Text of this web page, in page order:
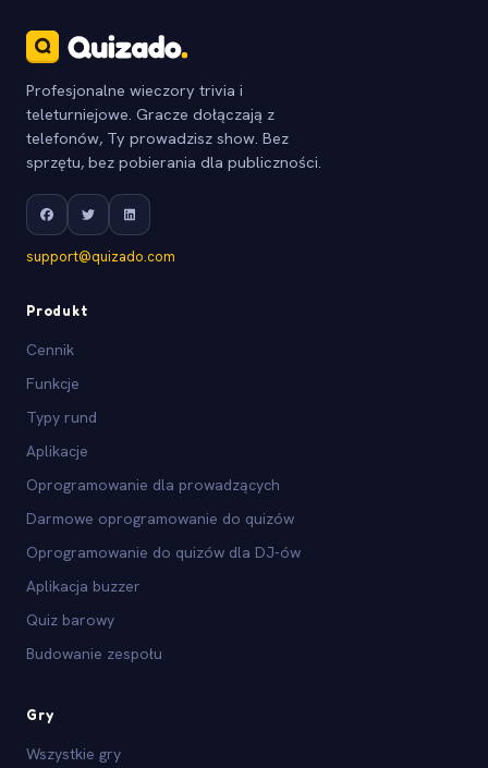
Profesjonalne wieczory trivia i
teleturniejowe. Gracze dołączają z
telefonów, Ty prowadzisz show. Bez
sprzętu, bez pobierania dla publiczności.
support@quizado.com
Produkt
Cennik
Funkcje
Typy rund
Aplikacje
Oprogramowanie dla prowadzących
Darmowe oprogramowanie do quizów
Oprogramowanie do quizów dla DJ-ów
Aplikacja buzzer
Quiz barowy
Budowanie zespołu
Gry
Wszystkie gry